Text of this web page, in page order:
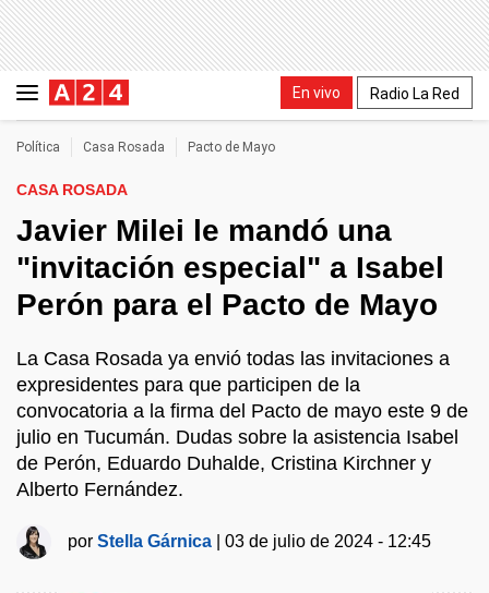
En vivo Radio La Red
Política Casa Rosada Pacto de Mayo
CASA ROSADA
Javier Milei le mandó una
"invitación especial" a Isabel
Perón para el Pacto de Mayo
La Casa Rosada ya envió todas las invitaciones a
expresidentes para que participen de la
convocatoria a la firma del Pacto de mayo este 9 de
julio en Tucumán. Dudas sobre la asistencia Isabel
de Perón, Eduardo Duhalde, Cristina Kirchner y
Alberto Fernández.
porStella Gárnica |03 de julio de 2024 - 12:45